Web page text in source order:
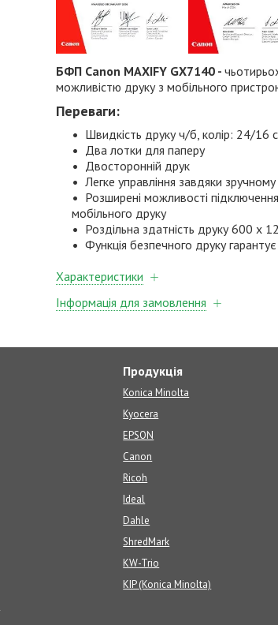
БФП Canon MAXIFY GX7140 -
можливістю друку з мобільного
Переваги:
Швидкість друку ч/б, колір: 24/16
Два лотки для паперу
Двосторонній друк
Легке управління завдяки
Розширені можливості
мобільного друку
Роздільна здатність друку 600 x
Функція безпечного друку
Характеристики
Інформація для замовлення
Продукція
Konica Minolta
Kyocera
EPSON
Canon
Ricoh
Ideal
Dahle
ShredMark
KW-Trio
KIP (Konica Minolta)